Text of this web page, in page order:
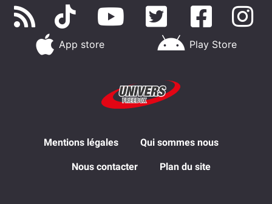
App store Play Store
Mentions légales Qui sommes nous
Nous contacter Plan du site